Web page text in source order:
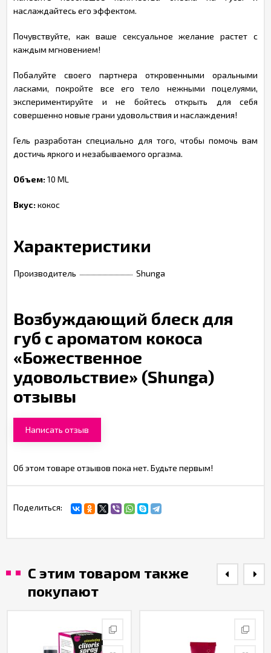
наслаждайтесь его эффектом.
Почувствуйте, как ваше сексуальное желание растет с
каждым мгновением!
Побалуйте своего партнера откровенными оральными
ласками, покройте все его тело нежными поцелуями,
экспериментируйте и не бойтесь открыть для себя
совершенно новые грани удовольствия и наслаждения!
Гель разработан специально для того, чтобы помочь вам
достичь яркого и незабываемого оргазма.
Объем:10 ML
Вкус:кокос
Характеристики
Производитель Shunga
Возбуждающий блеск для
губ с ароматом кокоса
«Божественное
удовольствие» (Shunga)
отзывы
Написать отзыв
Об этом товаре отзывов пока нет. Будьте первым!
Поделиться:
С этим товаром также
покупают